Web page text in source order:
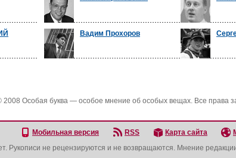
Вадим Прохоров
2008 Особая буква — особое мнение об особых вещах. Все права
Мобильная версия RSS Карта сайта
Рукописи не рецензируются и не возвращаются. Мнение